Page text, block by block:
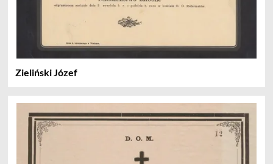
Zieliński Józef